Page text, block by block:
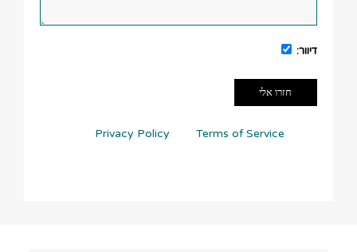
דיוור:
Privacy Policy Terms of Service